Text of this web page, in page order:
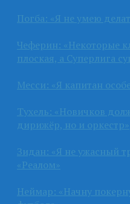
Погба: «Я не умею
Чеферин: «Некоторые
плоская, а Суперлига
Месси: «Я капитан
Тухель: «Новичков
дирижёр, но и оркестр»
Зидан: «Я не ужасный
«Реалом»
Неймар: «Начну